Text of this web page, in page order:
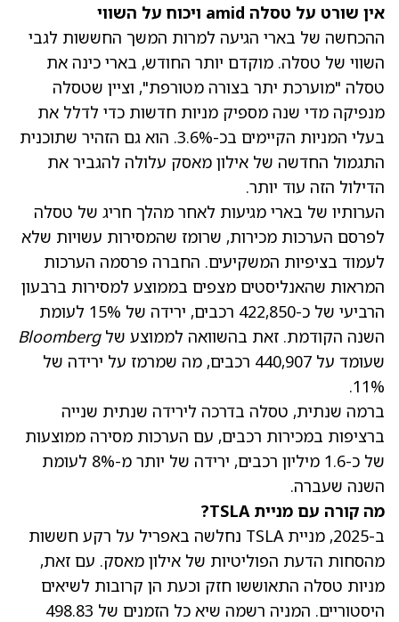
אין שורט על טסלה amid ויכוח על השווי
ההכחשה של בארי הגיעה למרות המשך החששות לגבי
השווי של טסלה. מוקדם יותר החודש, בארי כינה את
טסלה "מוערכת יתר בצורה מטורפת", וציין שטסלה
מנפיקה מדי שנה מספיק מניות חדשות כדי לדלל את
בעלי המניות הקיימים בכ-3.6%. הוא גם הזהיר שתוכנית
התגמול החדשה של אילון מאסק עלולה להגביר את
הדילול הזה עוד יותר.
הערותיו של בארי מגיעות לאחר מהלך חריג של טסלה
לפרסם הערכות מכירות, שרומז שהמסירות עשויות שלא
לעמוד בציפיות המשקיעים. החברה פרסמה הערכות
המראות שהאנליסטים מצפים בממוצע למסירות ברבעון
הרביעי של כ-422,850 רכבים, ירידה של 15% לעומת
השנה הקודמת. זאת בהשוואה לממוצע שלBloomberg
שעומד על 440,907 רכבים, מה שמרמז על ירידה של
11%.
ברמה שנתית, טסלה בדרכה לירידה שנתית שנייה
ברציפות במכירות רכבים, עם הערכות מסירה ממוצעות
של כ-1.6 מיליון רכבים, ירידה של יותר מ-8% לעומת
השנה שעברה.
מה קורה עם מניית TSLA?
ב-2025, מניית TSLA נחלשה באפריל על רקע חששות
מהסחות הדעת הפוליטיות של אילון מאסק. עם זאת,
מניות טסלה התאוששו חזק וכעת הן קרובות לשיאים
היסטוריים. המניה רשמה שיא כל הזמנים של 498.83